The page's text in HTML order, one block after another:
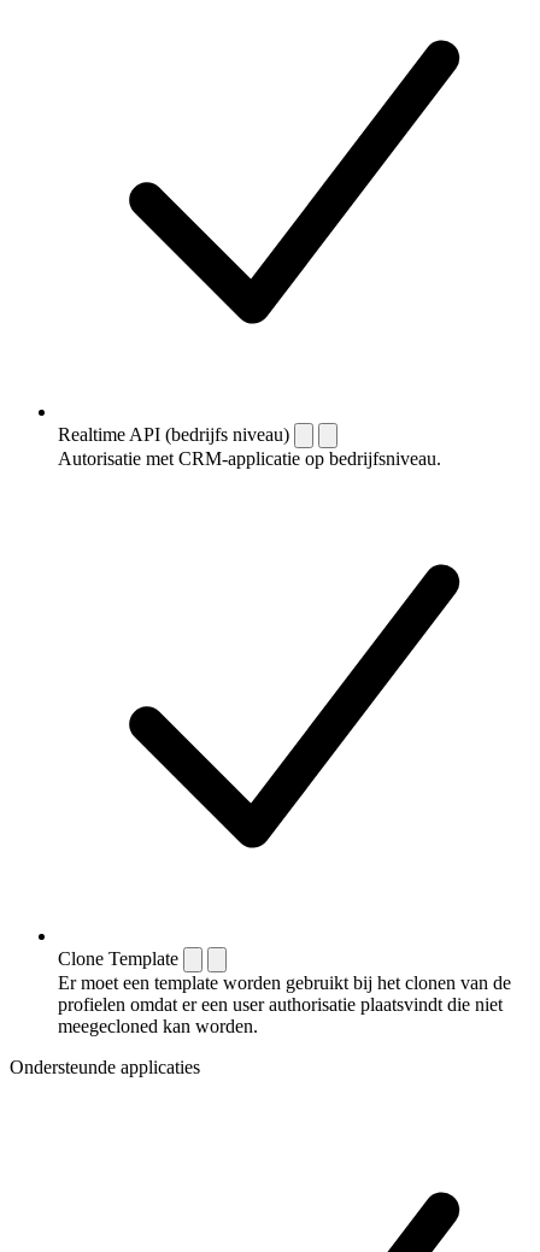
Realtime API (bedrijfs niveau)
Autorisatie met CRM-applicatie op bedrijfsniveau.
Clone Template
Er moet een template worden gebruikt bij het clonen van de
profielen omdat er een user authorisatie plaatsvindt die niet
meegecloned kan worden.
Ondersteunde applicaties